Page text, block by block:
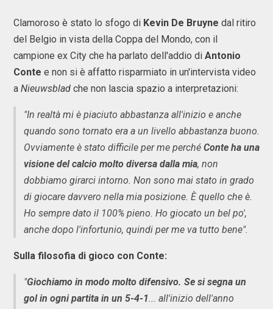
Clamoroso è stato lo sfogo di Kevin De Bruyne dal ritiro
del Belgio in vista della Coppa del Mondo, con il
campione ex City che ha parlato dell'addio di Antonio
Conte e non si è affatto risparmiato in un'intervista video
a Nieuwsblad che non lascia spazio a interpretazioni:
"In realtà mi è piaciuto abbastanza all'inizio e anche
quando sono tornato era a un livello abbastanza buono.
Ovviamente è stato difficile per me perché Conte ha una
visione del calcio molto diversa dalla mia, non
dobbiamo girarci intorno. Non sono mai stato in grado
di giocare davvero nella mia posizione. È quello che è.
Ho sempre dato il 100% pieno. Ho giocato un bel po',
anche dopo l'infortunio, quindi per me va tutto bene".
Sulla filosofia di gioco con Conte:
"Giochiamo in modo molto difensivo. Se si segna un
gol in ogni partita in un 5-4-1... all'inizio dell'anno